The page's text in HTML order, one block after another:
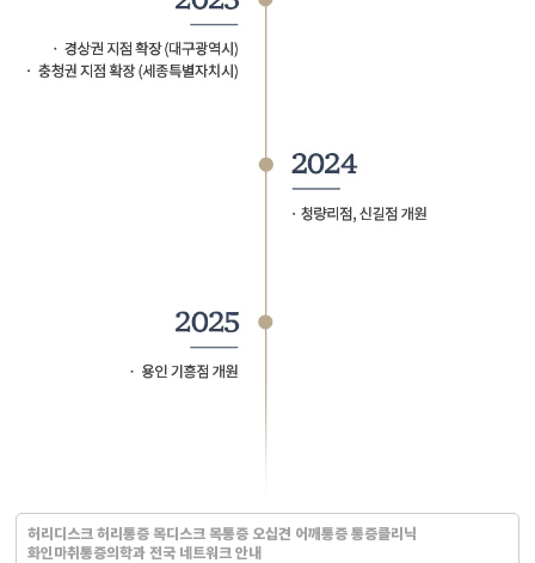
허리디스크 허리통증 목디스크 목통증 오십견 어깨통증 통증클리닉
화인마취통증의학과 전국 네트워크 안내
서울 강남구 테헤란로 405 BGF 사옥 빌딩 3층 (서울 강남구 삼성동 141-32)
대표자명: 이정욱